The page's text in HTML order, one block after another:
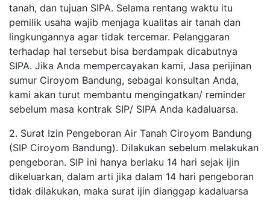
tanah, dan tujuan SIPA. Selama rentang waktu itu
pemilik usaha wajib menjaga kualitas air tanah dan
lingkungannya agar tidak tercemar. Pelanggaran
terhadap hal tersebut bisa berdampak dicabutnya
SIPA. Jika Anda mempercayakan kami, Jasa perijinan
sumur Ciroyom Bandung, sebagai konsultan Anda,
kami akan turut membantu mengingatkan/ reminder
sebelum masa kontrak SIP/ SIPA Anda kadaluarsa.
2. Surat Izin Pengeboran Air Tanah Ciroyom Bandung
(SIP Ciroyom Bandung). Dilakukan sebelum melakukan
pengeboran. SIP ini hanya berlaku 14 hari sejak ijin
dikeluarkan, dalam arti jika dalam 14 hari pengeboran
tidak dilakukan, maka surat ijin dianggap kadaluarsa